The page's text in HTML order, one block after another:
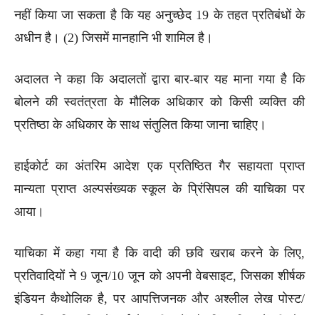
नहीं किया जा सकता है कि यह अनुच्छेद 19 के तहत प्रतिबंधों के
अधीन है। (2) जिसमें मानहानि भी शामिल है।
अदालत ने कहा कि अदालतों द्वारा बार-बार यह माना गया है कि
बोलने की स्वतंत्रता के मौलिक अधिकार को किसी व्यक्ति की
प्रतिष्ठा के अधिकार के साथ संतुलित किया जाना चाहिए।
हाईकोर्ट का अंतरिम आदेश एक प्रतिष्ठित गैर सहायता प्राप्त
मान्यता प्राप्त अल्पसंख्यक स्कूल के प्रिंसिपल की याचिका पर
आया।
याचिका में कहा गया है कि वादी की छवि खराब करने के लिए,
प्रतिवादियों ने 9 जून/10 जून को अपनी वेबसाइट, जिसका शीर्षक
इंडियन कैथोलिक है, पर आपत्तिजनक और अश्लील लेख पोस्ट/